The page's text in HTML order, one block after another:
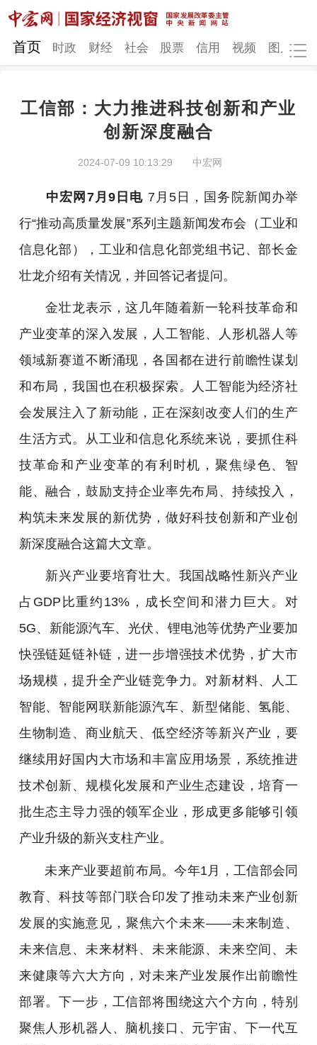
网站地图
财经 社会
图片
地方发展
首页 时政 财经 社会 股票 信用 视频 图片
工信部：大力推进科技创新和产业
创新深度融合
2024-07-09 10:13:29 中宏网
中宏网7月9日电 7月5日，国务院新闻办举
行“推动高质量发展”系列主题新闻发布会（工业和
信息化部），工业和信息化部党组书记、部长金
壮龙介绍有关情况，并回答记者提问。
金壮龙表示，这几年随着新一轮科技革命和
产业变革的深入发展，人工智能、人形机器人等
领域新赛道不断涌现，各国都在进行前瞻性谋划
和布局，我国也在积极探索。人工智能为经济社
会发展注入了新动能，正在深刻改变人们的生产
生活方式。从工业和信息化系统来说，要抓住科
技革命和产业变革的有利时机，聚焦绿色、智
能、融合，鼓励支持企业率先布局、持续投入，
构筑未来发展的新优势，做好科技创新和产业创
新深度融合这篇大文章。
新兴产业要培育壮大。我国战略性新兴产业
占GDP比重约13%，成长空间和潜力巨大。对
5G、新能源汽车、光伏、锂电池等优势产业要加
快强链延链补链，进一步增强技术优势，扩大市
场规模，提升全产业链竞争力。对新材料、人工
智能、智能网联新能源汽车、新型储能、氢能、
生物制造、商业航天、低空经济等新兴产业，要
继续用好国内大市场和丰富应用场景，系统推进
技术创新、规模化发展和产业生态建设，培育一
批生态主导力强的领军企业，形成更多能够引领
产业升级的新兴支柱产业。
未来产业要超前布局。今年1月，工信部会同
教育、科技等部门联合印发了推动未来产业创新
发展的实施意见，聚焦六个未来——未来制造、
未来信息、未来材料、未来能源、未来空间、未
来健康等六大方向，对未来产业发展作出前瞻性
部署。下一步，工信部将围绕这六个方向，特别
聚焦人形机器人、脑机接口、元宇宙、下一代互